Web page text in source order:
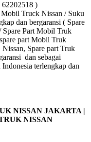
62202518 )
Truck Nissan / Suku
dan bergaransi ( Spare
Part Mobil Truk
part Mobil Truk
Spare part Truk
dan sebagai
terlengkap dan
NISSAN JAKARTA |
NISSAN